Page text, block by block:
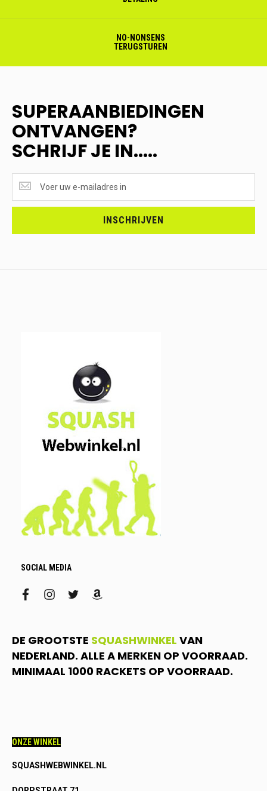
NO-NONSENS
TERUGSTUREN
SUPERAANBIEDINGEN
ONTVANGEN?
SCHRIJF JE IN.....
ONTVANGEN?
<br>SCHRIJF
INSCHRIJVEN
SOCIAL MEDIA
facebookinstagram
twitteramazon
DE GROOTSTE SQUASHWINKEL VAN
NEDERLAND. ALLE A MERKEN OP VOORRAAD.
MINIMAAL 1000 RACKETS OP VOORRAAD.
ONZE WINKEL
SQUASHWEBWINKEL.NL